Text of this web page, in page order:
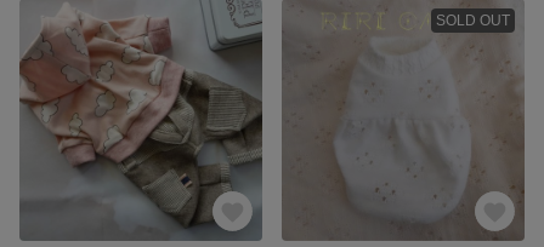
SOLD OUT